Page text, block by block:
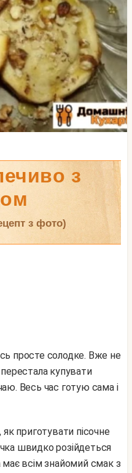
з
з фото)
просте солодке. Вже не
купувати
Весь час готую сама і
швидко розійдеться
всім знайомий смак з